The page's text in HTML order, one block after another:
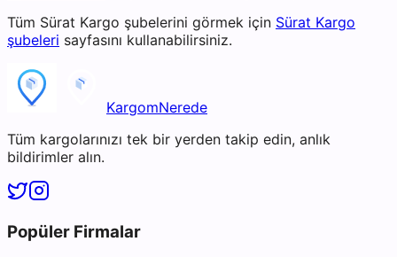
Tüm Sürat Kargo şubelerini görmek için Sürat Kargo
şubeleri sayfasını kullanabilirsiniz.
KargomNerede
Tüm kargolarınızı tek bir yerden takip edin, anlık
bildirimler alın.
Popüler Firmalar